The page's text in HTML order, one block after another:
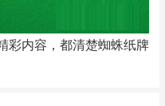
内容，都清楚蜘蛛纸牌